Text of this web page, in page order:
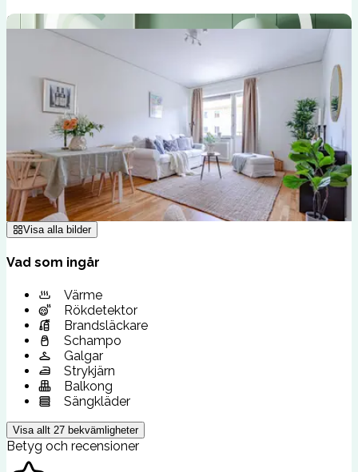
Visa alla bilder
Vad som ingår
Värme
Rökdetektor
Brandsläckare
Schampo
Galgar
Strykjärn
Balkong
Sängkläder
Visa allt 27 bekvämligheter
Betyg och recensioner